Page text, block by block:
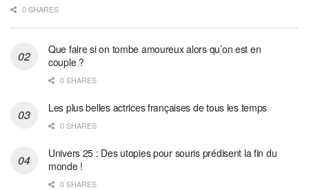
0 SHARES
Que faire si on tombe amoureux alors qu’on est en
couple ?
0 SHARES
Les plus belles actrices françaises de tous les temps
0 SHARES
Univers 25 : Des utopies pour souris prédisent la fin du
monde !
0 SHARES